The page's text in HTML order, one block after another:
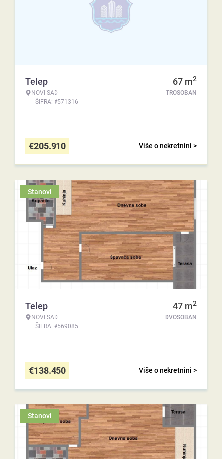
Telep
NOVI SAD
ŠIFRA: #571316
67 m2
TROSOBAN
Više o nekretnini >
€205.910
Stanovi
Telep
NOVI SAD
ŠIFRA: #569085
47 m2
DVOSOBAN
Više o nekretnini >
€138.450
Stanovi